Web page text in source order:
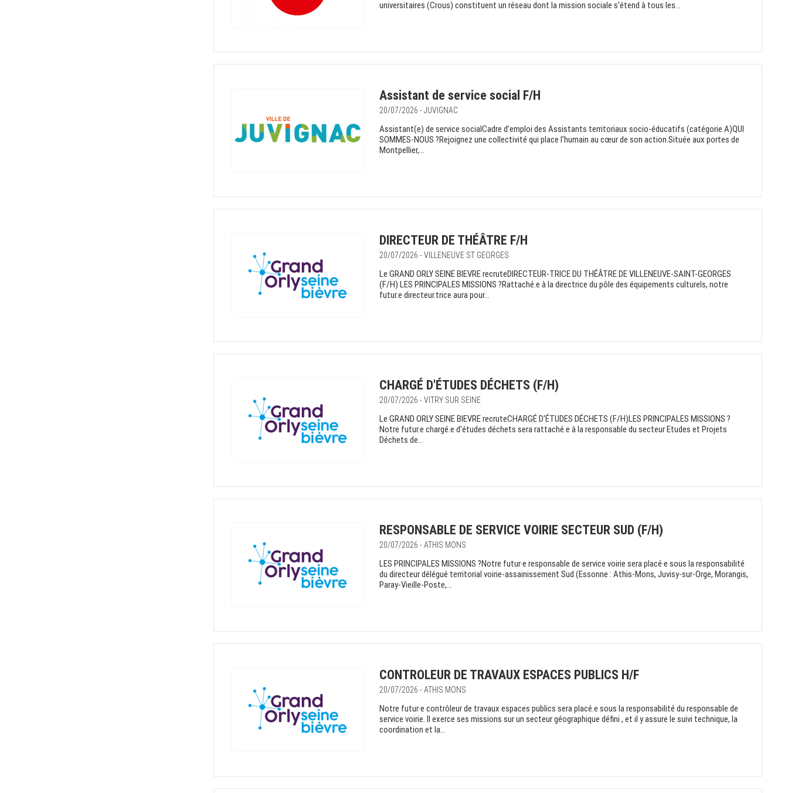
universitaires (Crous) constituent un réseau dont la mission sociale s'étend à tous les...
Assistant de service social F/H
20/07/2026 - JUVIGNAC
Assistant(e) de service socialCadre d’emploi des Assistants territoriaux socio-éducatifs (catégorie A)QUI
SOMMES-NOUS ?Rejoignez une collectivité qui place l'humain au cœur de son action.Située aux portes de
Montpellier,...
DIRECTEUR DE THÉÂTRE F/H
20/07/2026 - VILLENEUVE ST GEORGES
Le GRAND ORLY SEINE BIEVRE recruteDIRECTEUR-TRICE DU THÉÂTRE DE VILLENEUVE-SAINT-GEORGES
(F/H) LES PRINCIPALES MISSIONS ?Rattaché.e à la directrice du pôle des équipements culturels, notre
futur.e directeur.trice aura pour...
CHARGÉ D'ÉTUDES DÉCHETS (F/H)
20/07/2026 - VITRY SUR SEINE
Le GRAND ORLY SEINE BIEVRE recruteCHARGÉ D'ÉTUDES DÉCHETS (F/H)LES PRINCIPALES MISSIONS ?
Notre futur.e chargé.e d'études déchets sera rattaché.e à la responsable du secteur Etudes et Projets
Déchets de...
RESPONSABLE DE SERVICE VOIRIE SECTEUR SUD (F/H)
20/07/2026 - ATHIS MONS
LES PRINCIPALES MISSIONS ?Notre futur·e responsable de service voirie sera placé·e sous la responsabilité
du directeur délégué territorial voirie-assainissement Sud (Essonne : Athis-Mons, Juvisy-sur-Orge, Morangis,
Paray-Vieille-Poste,...
CONTROLEUR DE TRAVAUX ESPACES PUBLICS H/F
20/07/2026 - ATHIS MONS
Notre futur·e contrôleur de travaux espaces publics sera placé.e sous la responsabilité du responsable de
service voirie. Il exerce ses missions sur un secteur géographique défini , et il y assure le suivi technique, la
coordination et la...